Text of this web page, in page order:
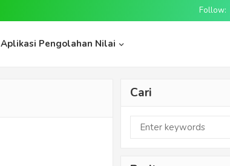
Follow:
Aplikasi Pengolahan Nilai
Cari